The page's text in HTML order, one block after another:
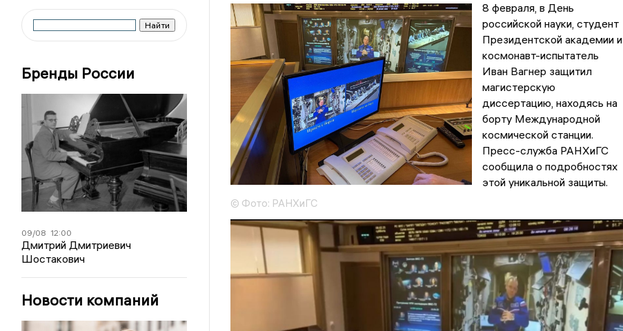
Бренды России
09/08 12:00
Дмитрий Дмитриевич
Шостакович
Новости компаний
© Фото: РАНХиГС
8 февраля, в День
российской науки, студент
Президентской академии и
космонавт-испытатель
Иван Вагнер защитил
магистерскую
диссертацию, находясь на
борту Международной
космической станции.
Пресс-служба РАНХиГС
сообщила о подробностях
этой уникальной защиты.